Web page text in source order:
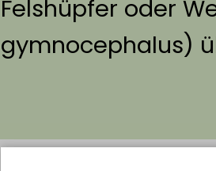
Felshüpfer oder
gymnocephalus)